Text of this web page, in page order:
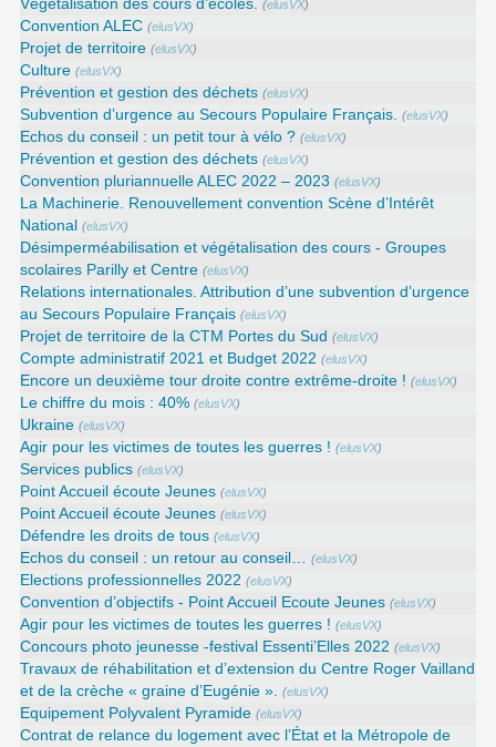
Végétalisation des cours d’écoles. (elusVX)
Convention ALEC (elusVX)
Projet de territoire (elusVX)
Culture (elusVX)
Prévention et gestion des déchets (elusVX)
Subvention d’urgence au Secours Populaire Français. (elusVX)
Echos du conseil : un petit tour à vélo ? (elusVX)
Prévention et gestion des déchets (elusVX)
Convention pluriannuelle ALEC 2022 – 2023 (elusVX)
La Machinerie. Renouvellement convention Scène d’Intérêt
National
(elusVX)
Désimperméabilisation et végétalisation des cours - Groupes
scolaires Parilly et Centre (elusVX)
Relations internationales. Attribution d’une subvention d’urgence
au Secours Populaire Français (elusVX)
Projet de territoire de la CTM Portes du Sud (elusVX)
Compte administratif 2021 et Budget 2022 (elusVX)
Encore un deuxième tour droite contre extrême-droite ! (elusVX)
Le chiffre du mois : 40% (elusVX)
Ukraine (elusVX)
Agir pour les victimes de toutes les guerres ! (elusVX)
Services publics (elusVX)
Point Accueil écoute Jeunes (elusVX)
Point Accueil écoute Jeunes (elusVX)
Défendre les droits de tous (elusVX)
Echos du conseil : un retour au conseil… (elusVX)
Elections professionnelles 2022 (elusVX)
Convention d’objectifs - Point Accueil Ecoute Jeunes (elusVX)
Agir pour les victimes de toutes les guerres ! (elusVX)
Concours photo jeunesse -festival Essenti’Elles 2022 (elusVX)
Travaux de réhabilitation et d’extension du Centre Roger Vailland
et de la crèche « graine d’Eugénie ». (elusVX)
Equipement Polyvalent Pyramide (elusVX)
Contrat de relance du logement avec l’État et la Métropole de